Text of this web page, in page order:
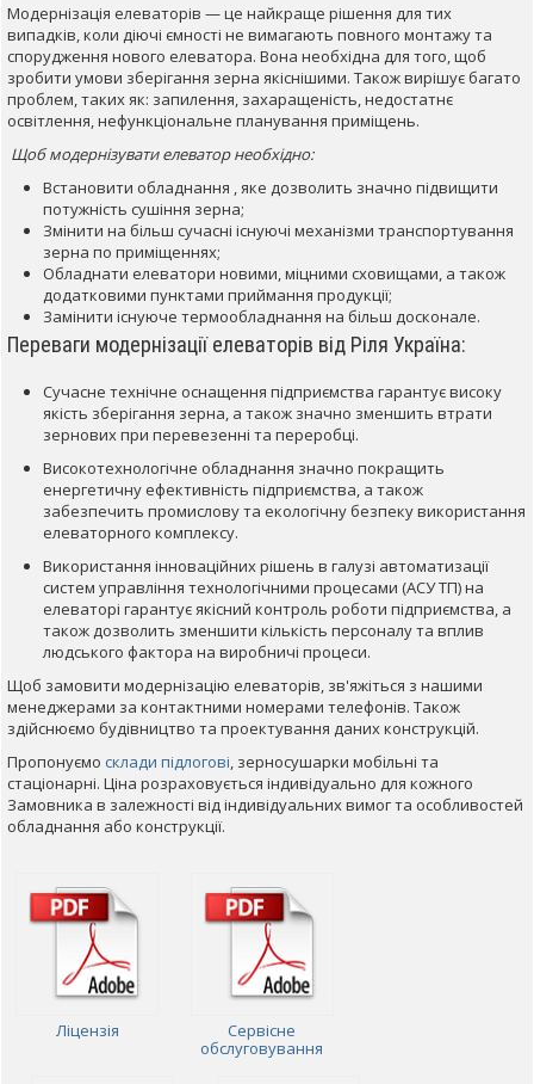
Модернізація елеваторів — це найкраще рішення для тих
випадків, коли діючі ємності не вимагають повного монтажу та
спорудження нового елеватора. Вона необхідна для того, щоб
зробити умови зберігання зерна якіснішими. Також вирішує багато
проблем, таких як: запилення, захаращеність, недостатнє
освітлення, нефункціональне планування приміщень.
Щоб модернізувати елеватор необхідно:
Встановити обладнання , яке дозволить значно підвищити
потужність сушіння зерна;
Змінити на більш сучасні існуючі механізми транспортування
зерна по приміщеннях;
Обладнати елеватори новими, міцними сховищами, а також
додатковими пунктами приймання продукції;
Замінити існуюче термообладнання на більш досконале.
Переваги модернізації елеваторів від Ріля Україна:
Сучасне технічне оснащення підприємства гарантує високу
якість зберігання зерна, а також значно зменшить втрати
зернових при перевезенні та переробці.
Високотехнологічне обладнання значно покращить
енергетичну ефективність підприємства, а також
забезпечить промислову та екологічну безпеку використання
елеваторного комплексу.
Використання інноваційних рішень в галузі автоматизації
систем управління технологічними процесами (АСУ ТП) на
елеваторі гарантує якісний контроль роботи підприємства, а
також дозволить зменшити кількість персоналу та вплив
людського фактора на виробничі процеси.
Щоб замовити модернізацію елеваторів, зв'яжіться з нашими
менеджерами за контактними номерами телефонів. Також
здійснюємо будівництво та проектування даних конструкцій.
Пропонуємо склади підлогові , зерносушарки мобільні та
стаціонарні. Ціна розраховується індивідуально для кожного
Замовника в залежності від індивідуальних вимог та особливостей
обладнання або конструкції.
Ліцензія
Сервісне
обслуговування